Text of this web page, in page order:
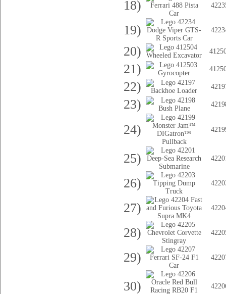
18)
19)
20)
21)
22)
23)
24)
25)
26)
27)
28)
29)
30)